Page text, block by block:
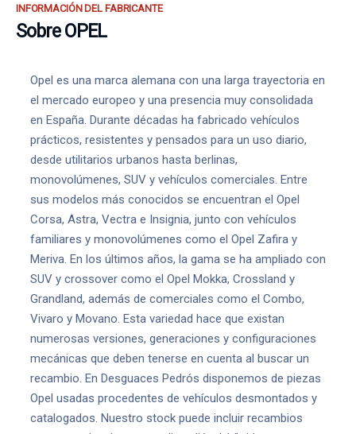
INFORMACIÓN DEL FABRICANTE
Sobre OPEL
Opel es una marca alemana con una larga trayectoria en
el mercado europeo y una presencia muy consolidada
en España. Durante décadas ha fabricado vehículos
prácticos, resistentes y pensados para un uso diario,
desde utilitarios urbanos hasta berlinas,
monovolúmenes, SUV y vehículos comerciales. Entre
sus modelos más conocidos se encuentran el Opel
Corsa, Astra, Vectra e Insignia, junto con vehículos
familiares y monovolúmenes como el Opel Zafira y
Meriva. En los últimos años, la gama se ha ampliado con
SUV y crossover como el Opel Mokka, Crossland y
Grandland, además de comerciales como el Combo,
Vivaro y Movano. Esta variedad hace que existan
numerosas versiones, generaciones y configuraciones
mecánicas que deben tenerse en cuenta al buscar un
recambio. En Desguaces Pedrós disponemos de piezas
Opel usadas procedentes de vehículos desmontados y
catalogados. Nuestro stock puede incluir recambios